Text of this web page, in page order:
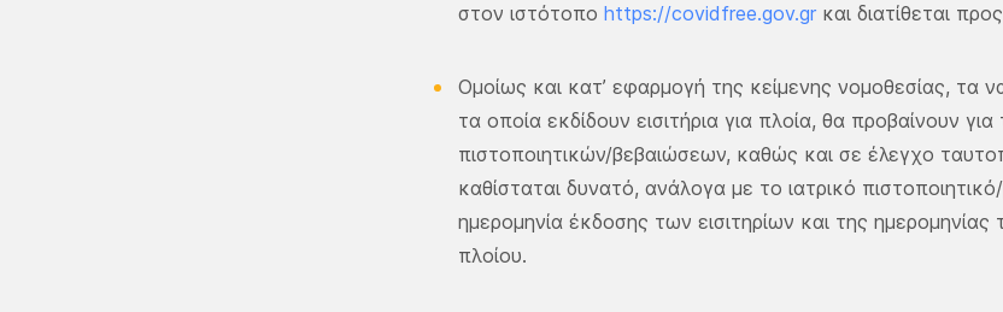
στον ιστότοποhttps://covidfree.gov.gr και διατίθεται
Ομοίως και κατ’ εφαρμογή της κείμενης νομοθεσίας, τα
τα οποία εκδίδουν εισιτήρια για πλοία, θα προβαίνουν
πιστοποιητικών/βεβαιώσεων, καθώς και σε έλεγχο
καθίσταται δυνατό, ανάλογα με το ιατρικό
ημερομηνία έκδοσης των εισιτηρίων και της
πλοίου.